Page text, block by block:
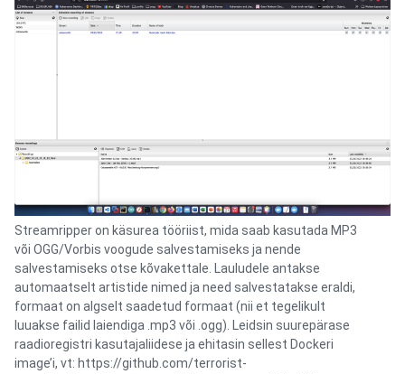
Streamripper on käsurea tööriist, mida saab kasutada MP3
või OGG/Vorbis voogude salvestamiseks ja nende
salvestamiseks otse kõvakettale. Lauludele antakse
automaatselt artistide nimed ja need salvestatakse eraldi,
formaat on algselt saadetud formaat (nii et tegelikult
luuakse failid laiendiga .mp3 või .ogg). Leidsin suurepärase
raadioregistri kasutajaliidese ja ehitasin sellest Dockeri
image’i, vt: https://github.com/terrorist-